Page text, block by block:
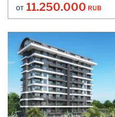
ОТ 11.250.000 RUB